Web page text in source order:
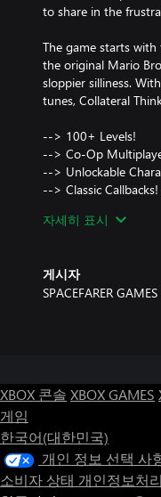
to share in the
The game starts
the original Mario
sloppier silliness.
tunes, Collateral
--> 100+ Levels!
--> Co-Op
--> Unlockable
--> Classic Callbacks!
--> The Free Market
자세히 표시
게시자
SPACEFARER
XBOX 콘솔 XBOX GAMES
게임
한국어(대한민국)
개인 정보 선택 사
소비자 상태 개인정보처